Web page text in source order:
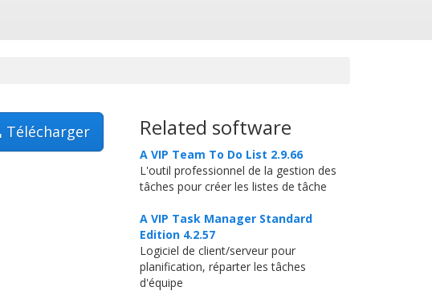
Télécharger Related software
A VIP Team To Do List 2.9.66
L'outil professionnel de la gestion des
tâches pour créer les listes de tâche
A VIP Task Manager Standard
Edition 4.2.57
Logiciel de client/serveur pour
planification, réparter les tâches
d'équipe